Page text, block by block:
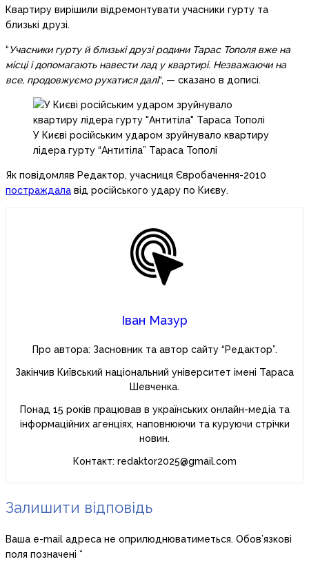
Квартиру вирішили відремонтувати учасники гурту та
близькі друзі.
“Учасники гурту й близькі друзі родини Тарас Тополя вже на
місці і допомагають навести лад у квартирі. Незважаючи на
все, продовжуємо рухатися далі“, — сказано в дописі.
У Києві російським ударом зруйнувало квартиру
лідера гурту “Антитіла” Тараса Тополі
Як повідомляв Редактор, учасниця Євробачення-2010
постраждала від російського удару по Києву.
Іван Мазур
Про автора: Засновник та автор сайту “Редактор”.
Закінчив Київський національний університет імені Тараса
Шевченка.
Понад 15 років працював в українських онлайн-медіа та
інформаційних агенціях, наповнюючи та куруючи стрічки
новин.
Контакт: redaktor2025@gmail.com
Залишити відповідь
Ваша e-mail адреса не оприлюднюватиметься. Обов’язкові
поля позначені *